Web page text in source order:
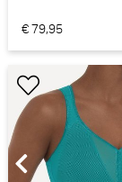
€ 79,95